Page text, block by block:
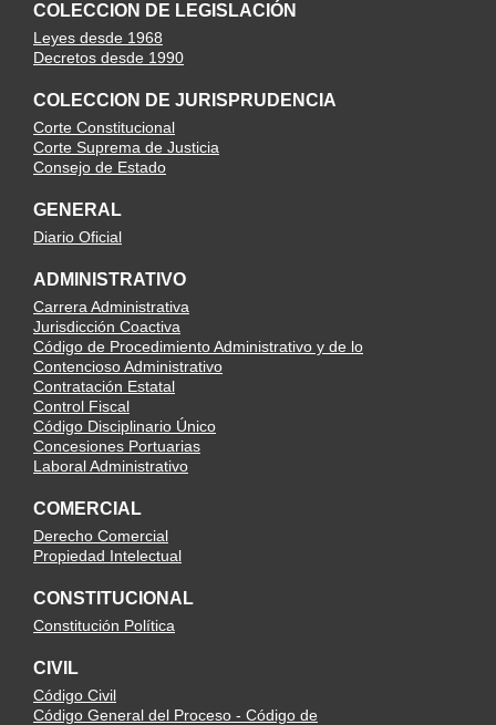
COLECCION DE LEGISLACIÓN
Leyes desde 1968
Decretos desde 1990
COLECCION DE JURISPRUDENCIA
Corte Constitucional
Corte Suprema de Justicia
Consejo de Estado
GENERAL
Diario Oficial
ADMINISTRATIVO
Carrera Administrativa
Jurisdicción Coactiva
Código de Procedimiento Administrativo y de lo
Contencioso Administrativo
Contratación Estatal
Control Fiscal
Código Disciplinario Único
Concesiones Portuarias
Laboral Administrativo
COMERCIAL
Derecho Comercial
Propiedad Intelectual
CONSTITUCIONAL
Constitución Política
CIVIL
Código Civil
Código General del Proceso - Código de